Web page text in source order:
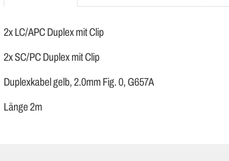
2x LC/APC Duplex mit Clip
2x SC/PC Duplex mit Clip
Duplexkabel gelb, 2.0mm Fig. 0, G657A
Länge 2m